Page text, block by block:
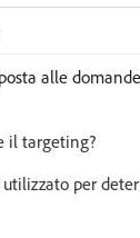
alle
il targeting?
per